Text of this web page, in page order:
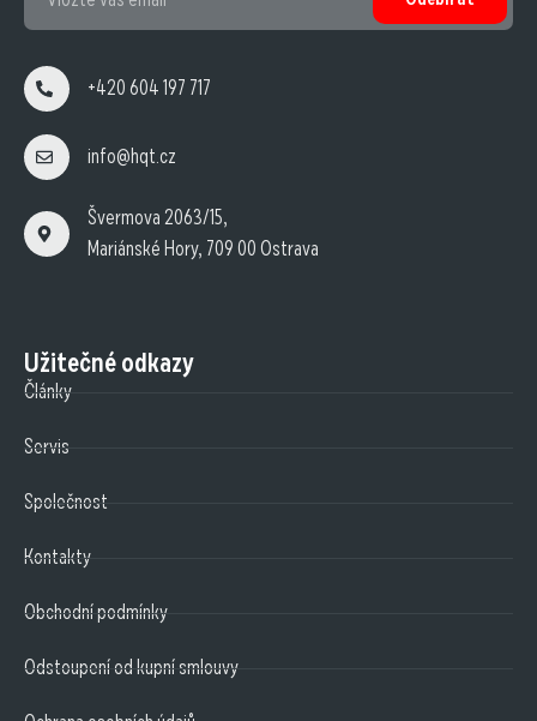
+420 604 197 717
info@hqt.cz
Švermova 2063/15,
Mariánské Hory, 709 00 Ostrava
Užitečné odkazy
Články
Servis
Společnost
Kontakty
Obchodní podmínky
Odstoupení od kupní smlouvy